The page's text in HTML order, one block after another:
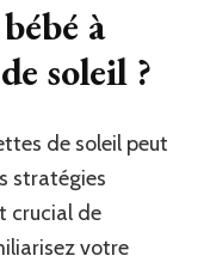
à
soleil ?
de soleil peut
stratégies
crucial de
votre